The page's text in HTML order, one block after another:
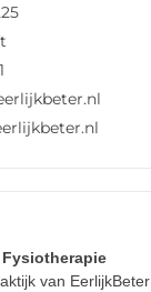
van EerlijkBeter